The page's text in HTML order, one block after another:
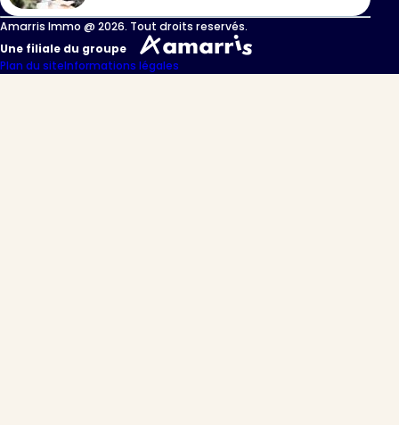
Amarris Immo @ 2026. Tout droits reservés.
Une filiale du groupe
Plan du siteInformations légales